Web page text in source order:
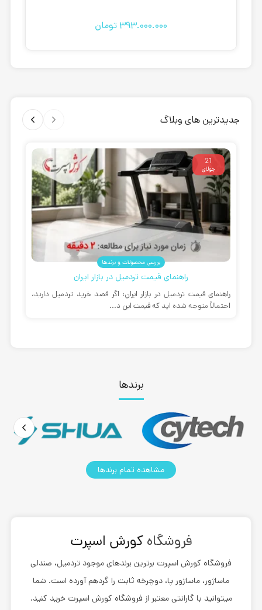
393.000.000 تومان
جدیدترین های وبلاگ
21
جولای
بررسی محصولات و برندها
راهنمای قیمت تردمیل در بازار ایران
راهنمای قیمت تردمیل در بازار ایران: اگر قصد خرید تردمیل دارید،
احتمالاً متوجه شده اید که قیمت این د...
برندها
مشاهده تمام برندها
فروشگاه کورش اسپرت
فروشگاه کورش اسپرت برترین برندهای موجود تردمیل، صندلی
ماساژور، ماساژور پا، دوچرخه ثابت را گردهم آورده است. شما
میتوانید با گارانتی معتبر از فروشگاه کورش اسپرت خرید کنید.